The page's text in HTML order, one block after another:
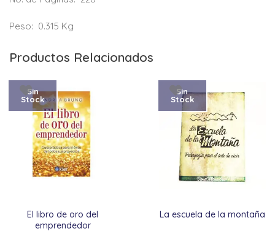
Peso: 0.315 Kg
Productos Relacionados
El libro de oro del
emprendedor
Sin
Stock
La escuela de la montaña
Sin
Stock